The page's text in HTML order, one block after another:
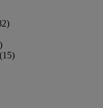
(15)